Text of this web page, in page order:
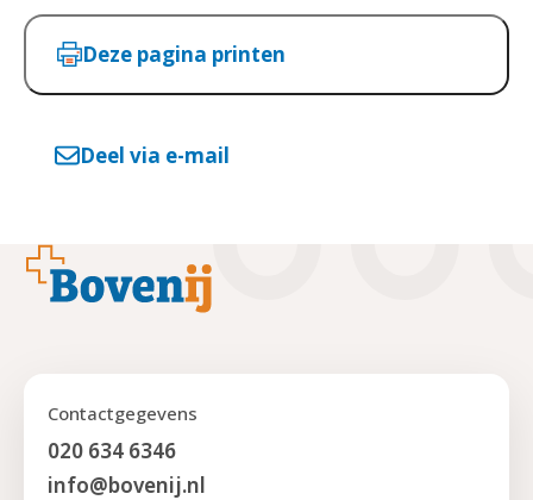
Deze pagina printen
Deel via e-mail
Footer
Contactgegevens
020 634 6346
info@bovenij.nl